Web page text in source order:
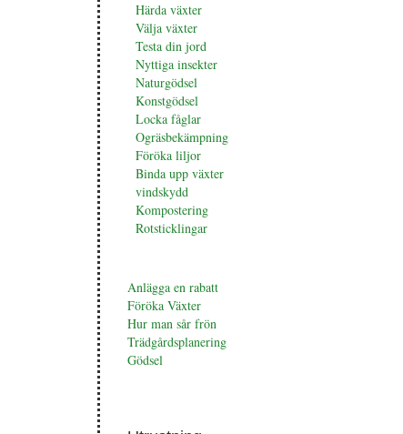
Härda växter
Välja växter
Testa din jord
Nyttiga insekter
Naturgödsel
Konstgödsel
Locka fåglar
Ogräsbekämpning
Föröka liljor
Binda upp växter
vindskydd
Kompostering
Rotsticklingar
Anlägga en rabatt
Föröka Växter
Hur man sår frön
Trädgårdsplanering
Gödsel